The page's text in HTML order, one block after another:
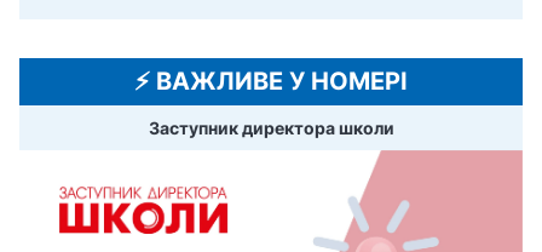
⚡️ ВАЖЛИВЕ У НОМЕРІ
Заступник директора школи